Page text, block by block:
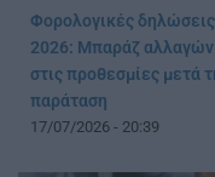
Φορολογικές δηλώσεις
2026: Μπαράζ αλλαγών
στις προθεσμίες μετά
παράταση
17/07/2026 - 20:39